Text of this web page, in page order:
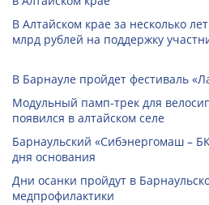
В Алтайском крае за несколько
млрд рублей на поддержку
В Барнауле пройдет фестиваль
Модульный памп-трек для
появился в алтайском селе
Барнаульский «Сибэнергомаш –
дня основания
Дни осанки пройдут в
медпрофилактики